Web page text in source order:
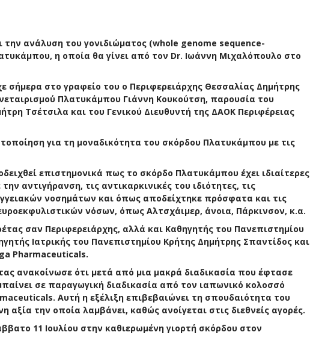
ανάλυση του γονιδιώματος (whole genome sequence-
η οποία θα γίνει από τον Dr. Ιωάννη Μιχαλόπουλο στο
στο γραφείο του ο Περιφερειάρχης Θεσσαλίας Δημήτρης
Πλατυκάμπου Γιάννη Κουκούτση, παρουσία του
Τσέτσιλα και του Γενικού Διευθυντή της ΔΑΟΚ Περιφέρειας
για τη μοναδικότητα του σκόρδου Πλατυκάμπου με τις
επιστημονικά πως το σκόρδο Πλατυκάμπου έχει ιδιαίτερες
αντιγήρανση, τις αντικαρκινικές του ιδιότητες, τις
νοσημάτων και όπως αποδείχτηκε πρόσφατα και τις
νόσων, όπως Αλτσχάιμερ, άνοια, Πάρκινσον, κ.α.
σαν Περιφερειάρχης, αλλά και Καθηγητής του Πανεπιστημίου
Ιατρικής του Πανεπιστημίου Κρήτης Δημήτρης Σπαντίδος και
Pharmaceuticals.
ανακοίνωσε ότι μετά από μια μακρά διαδικασία που έφτασε
σε παραγωγική διαδικασία από τον ιαπωνικό κολοσσό
Αυτή η εξέλιξη επιβεβαιώνει τη σπουδαιότητα του
αξία την οποία λαμβάνει, καθώς ανοίγεται στις διεθνείς αγορές.
11 Ιουλίου στην καθιερωμένη γιορτή σκόρδου στον